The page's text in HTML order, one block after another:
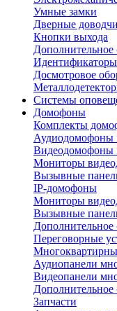
Умные замки
Дверные
Кнопки выхода
Дополнительное
Досмотровое
Системы
Домофоны
Комплекты
Аудиодомофоны
Видеодомофоны
Мониторы
Вызывные
IP-домофоны
Мониторы
Вызывные
Дополнительное
Переговорные
Аудиопанели
Видеопанели
Запчасти